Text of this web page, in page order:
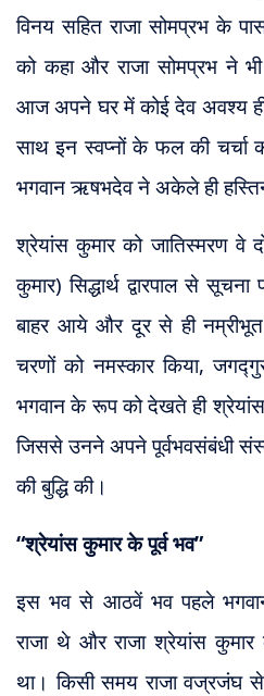
विनय सहित राजा सोमप्रभ के
को कहा और राजा सोमप्रभ ने
आज अपने घर में कोई देव अवश्य ही
साथ इन स्वप्नों के फल की चर्चा
भगवान ऋषभदेव ने अकेले ही
श्रेयांस कुमार को जातिस्मरण वे
कुमार) सिद्धार्थ द्वारपाल से
बाहर आये और दूर से ही नम्रीभूत
चरणों को नमस्कार किया,
भगवान के रूप को देखते ही श्रेयांस
जिससे उनने अपने पूर्वभवसंबंधी
की बुद्धि की।
“श्रेयांस कुमार के पूर्व भव”
इस भव से आठवें भव पहले
राजा थे और राजा श्रेयांस कुमार
था। किसी समय राजावज्रजंघ